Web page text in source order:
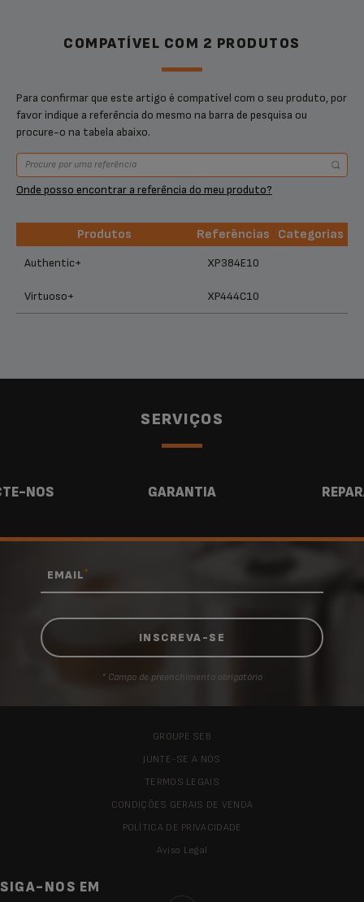
COMPATÍVEL COM 2 PRODUTOS
Para confirmar que este artigo é compatível com o seu produto, por
favor indique a referência do mesmo na barra de pesquisa ou
procure-o na tabela abaixo.
Onde posso encontrar a referência do meu produto?
Produtos Referências
Categorias
Authentic+ XP384E10
Virtuoso+ XP444C10
SERVIÇOS
NOS GARANTIA
EMAIL*
* Campo de preenchimento obrigatório
GROUPE SEB
JUNTE-SE A NÓS
TERMOS LEGAIS
CONDIÇÕES GERAIS DE VENDA
POLÍTICA DE PRIVACIDADE
Aviso Legal
SIGA-NOS EM